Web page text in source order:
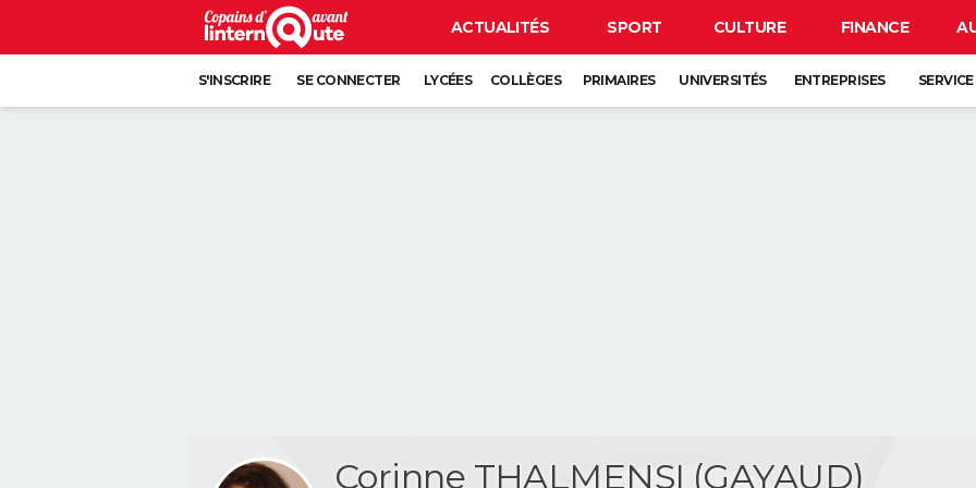
ACTUALITÉS SPORT CULTURE FINANCE
S'INSCRIRE SE CONNECTER LYCÉES COLLÈGES PRIMAIRES UNIVERSITÉS ENTREPRISES
Corinne THALMENSI (GAYAUD)